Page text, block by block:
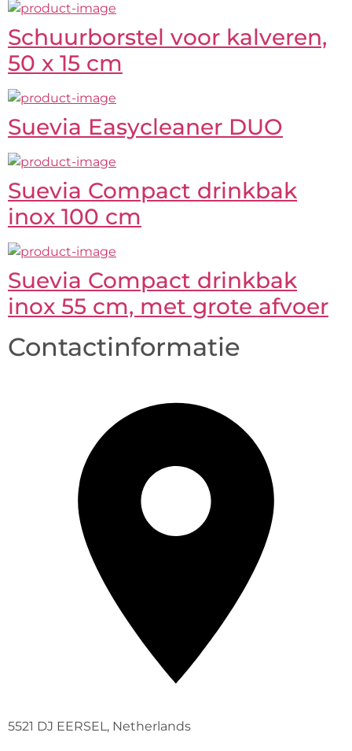
Schuurborstel voor kalveren,
50 x 15 cm
Suevia Easycleaner DUO
Suevia Compact drinkbak
inox 100 cm
Suevia Compact drinkbak
inox 55 cm, met grote afvoer
Contactinformatie
5521 DJ EERSEL, Netherlands